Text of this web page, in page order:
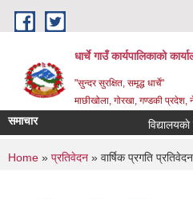
Skip to main content
धार्चे गाउँ कार्यपालिकाको
"सुन्दर सुरक्षित, समृद्ध धार्चे"
माछीखोला, गोरखा, गण्डकी प्रदेश,
समाचार विद्यालयकाे
You are here
Home » प्रतिवेदन » वार्षिक प्रगति प्रतिवेदन